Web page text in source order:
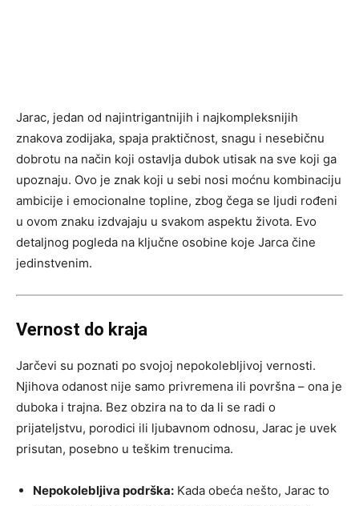
Jarac, jedan od najintrigantnijih i najkompleksnijih
znakova zodijaka, spaja praktičnost, snagu i nesebičnu
dobrotu na način koji ostavlja dubok utisak na sve koji ga
upoznaju. Ovo je znak koji u sebi nosi moćnu kombinaciju
ambicije i emocionalne topline, zbog čega se ljudi rođeni
u ovom znaku izdvajaju u svakom aspektu života. Evo
detaljnog pogleda na ključne osobine koje Jarca čine
jedinstvenim.
Vernost do kraja
Jarčevi su poznati po svojoj nepokolebljivoj vernosti.
Njihova odanost nije samo privremena ili površna – ona je
duboka i trajna. Bez obzira na to da li se radi o
prijateljstvu, porodici ili ljubavnom odnosu, Jarac je uvek
prisutan, posebno u teškim trenucima.
Nepokolebljiva podrška: Kada obeća nešto, Jarac to